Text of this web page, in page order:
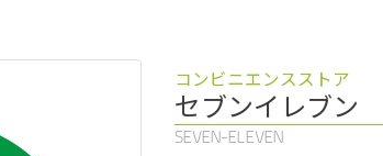
コンビニエンスストア
セブンイレブン
SEVEN-ELEVEN